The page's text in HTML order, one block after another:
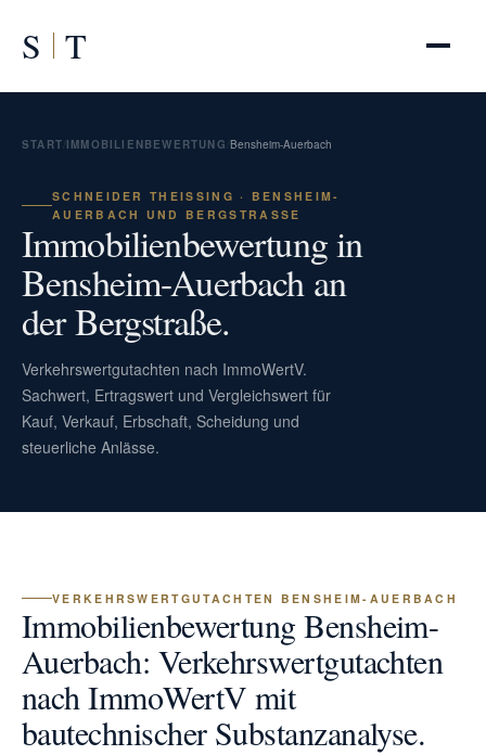
S T
START IMMOBILIENBEWERTUNG Bensheim-Auerbach
SCHNEIDER THEISSING · BENSHEIM-A
UERBACH UND BERGSTRASSE
Immobilienbewertung in
Bensheim-Auerbach an
der Bergstraße.
Verkehrswertgutachten nach ImmoWertV.
Sachwert, Ertragswert und Vergleichswert für
Kauf, Verkauf, Erbschaft, Scheidung und
steuerliche Anlässe.
VERKEHRSWERTGUTACHTEN BENSHEIM-AUERBACH
Immobilienbewertung Bensheim-
Auerbach: Verkehrswertgutachten
nach ImmoWertV mit
bautechnischer Substanzanalyse.